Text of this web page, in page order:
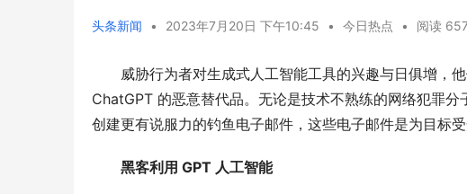
头条新闻 • 2023年7月20日 下午10:45 • 今日热点 • 阅读
威胁行为者对生成式人工智能工具的兴趣与日俱增，
ChatGPT 的恶意替代品。无论是技术不熟练的网络犯罪
创建更有说服力的钓鱼电子邮件，这些电子邮件是为目标
黑客利用 GPT 人工智能